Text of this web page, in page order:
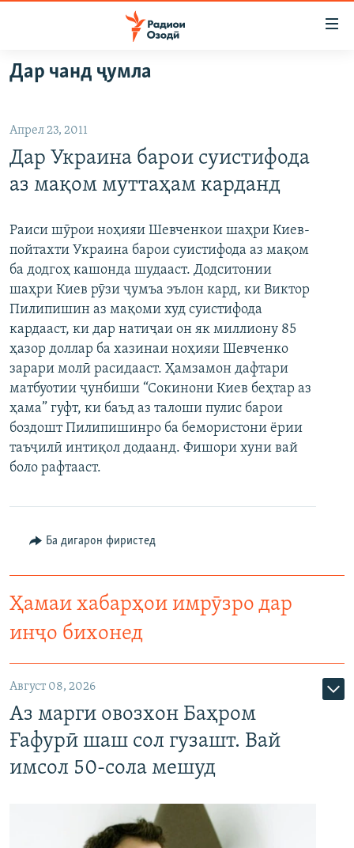
Ҷаҳиш
ба
аслӣ
Ҷаҳиш
ба
феҳристи
Ҷаҳиш
ҷустор
ГӮШАҲО
ҶОМЕА
ОСИЁИ МАРКАЗӢ
ФАРҲАНГ
МЕҲМОНИ ОЗОДӢ
ВАРЗИШ
РӮЗГОРИ МУҲОҶИР
САЛОМ, ХОҲАР
ТАҲҚИҚОТ
ҶАНГ ДАР УКРАИНА
НАЗАРИ МАРДУМ
БЛОГИСТОН
ОЗОДӢ ОНЛАЙН
ЧАНДРАСОНАӢ
ВИДЕО
ГУЗОРИШҲОИ РАДИОӢ
РӮЙХАТҲО
КИТОБҲОИ ОЗОДӢ
Русский
ПАЙГИРӢ КУНЕД
Ҳамаи сомонаҳои RFE/RL
Дар чанд ҷумла
Апрел 23, 2011
Дар Украина барои суистифода
аз мақом муттаҳам карданд
Раиси шӯрои ноҳияи Шевченкои шаҳри Киев-
пойтахти Украина барои суистифода аз мақом
ба додгоҳ кашонда шудааст. Додситонии
шаҳри Киев рӯзи ҷумъа эълон кард, ки Виктор
Пилипишин аз мақоми худ суистифода
кардааст, ки дар натиҷаи он як миллиону 85
ҳазор доллар ба хазинаи ноҳияи Шевченко
зарари молӣ расидааст. Ҳамзамон дафтари
матбуотии ҷунбиши “Сокинони Киев беҳтар аз
ҳама” гуфт, ки баъд аз талоши пулис барои
боздошт Пилипишинро ба бемористони ёрии
таъҷилӣ интиқол додаанд. Фишори хуни вай
боло рафтааст.
Ба дигарон фиристед
Ҳамаи хабарҳои имрӯзро дар
инҷо бихонед
Август 08, 2026
Аз марги овозхон Баҳром
Ғафурӣ шаш сол гузашт. Вай
имсол 50-сола мешуд